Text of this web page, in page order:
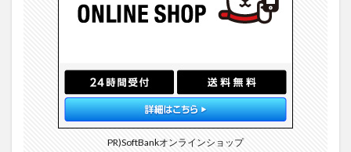
PR)SoftBankオンラインショップ